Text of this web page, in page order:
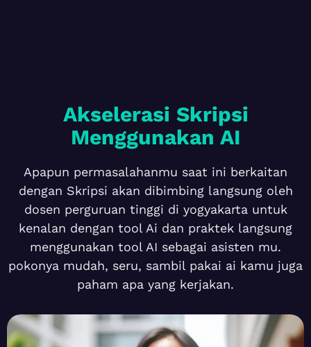
Akselerasi Skripsi
Menggunakan AI
Apapun permasalahanmu saat ini berkaitan
dengan Skripsi akan dibimbing langsung oleh
dosen perguruan tinggi di yogyakarta untuk
kenalan dengan tool Ai dan praktek langsung
menggunakan tool AI sebagai asisten mu.
pokonya mudah, seru, sambil pakai ai kamu juga
paham apa yang kerjakan.